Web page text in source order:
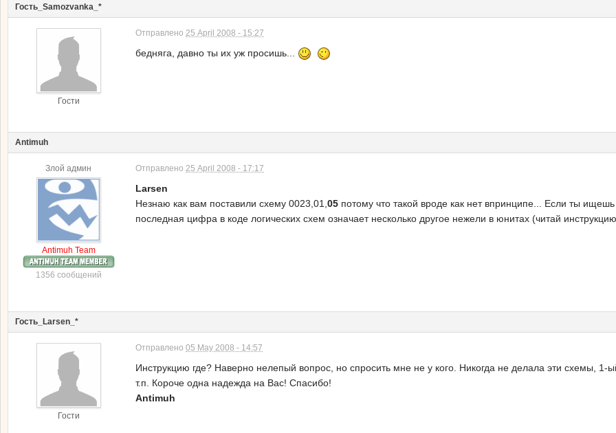
Гость_Samozvanka_*
Гости
Отправлено 25 April 2008 - 15:27
бедняга, давно ты их уж просишь...
Antimuh
Злой админ
Antimuh Team
1356 сообщений
Отправлено 25 April 2008 - 17:17
Larsen
Незнаю как вам поставили схему 0023,01, 05 потому что такой вроде как нет впринципе... Если ты
последная цифра в коде логических схем означает несколько другое нежели в юнитах (читай
Гость_Larsen_*
Гости
Отправлено 05 May 2008 - 14:57
Инструкцию где? Наверно нелепый вопрос, но спросить мне не у кого. Никогда не делала эти схемы,
т.п. Короче одна надежда на Вас! Спасибо!
Antimuh